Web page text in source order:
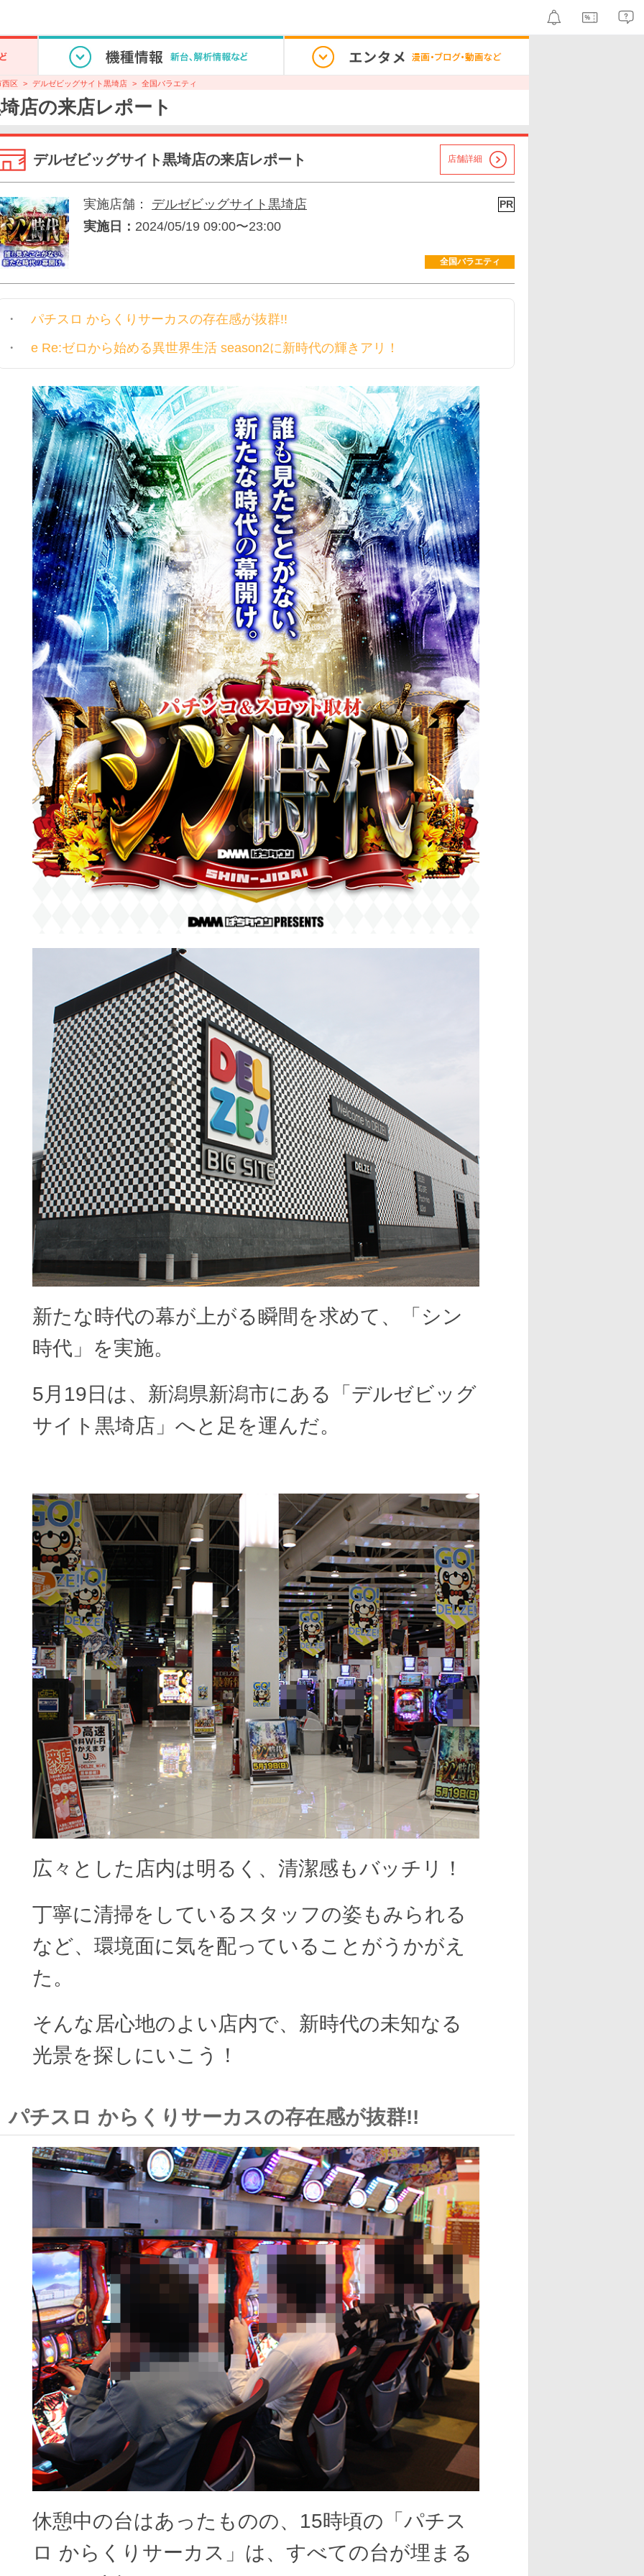
西区 デルゼビッグサイト黒埼店 全国バラエティ
店の来店レポート
デルゼビッグサイト黒埼店の来店レポート 店舗詳細
実施店舗： デルゼビッグサイト黒埼店 PR
実施日： 2024/05/19 09:00〜23:00
全国バラエティ
パチスロ からくりサーカスの存在感が抜群!!
e Re:ゼロから始める異世界生活 season2に新時代の輝きアリ！
新たな時代の幕が上がる瞬間を求めて、「シン
時代」を実施。
5月19日は、新潟県新潟市にある「デルゼビッグ
サイト黒埼店」へと足を運んだ。
広々とした店内は明るく、清潔感もバッチリ！
丁寧に清掃をしているスタッフの姿もみられる
など、環境面に気を配っていることがうかがえ
た。
そんな居心地のよい店内で、新時代の未知なる
光景を探しにいこう！
パチスロ からくりサーカスの存在感が抜群!!
休憩中の台はあったものの、15時頃の「パチス
ロ からくりサーカス」は、すべての台が埋まる